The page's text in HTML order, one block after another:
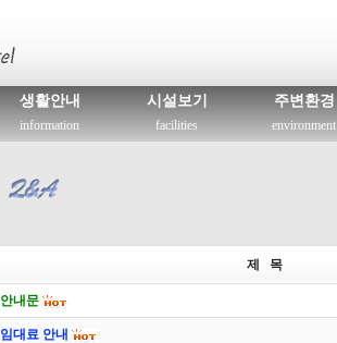
생활안내
information
시설보기
facilities
주변환경
environment
제 목
안내문
임대료 안내